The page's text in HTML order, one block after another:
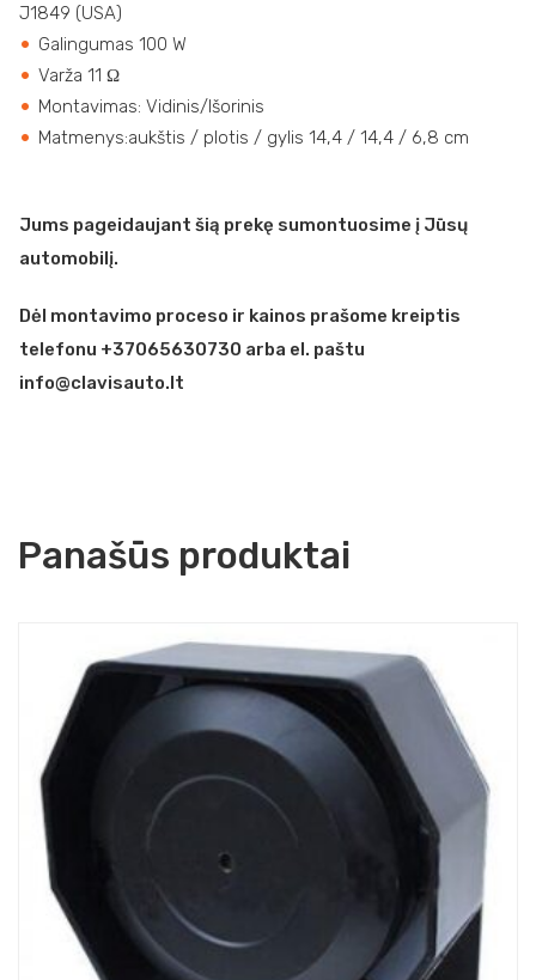
J1849 (USA)
Galingumas 100 W
Varža 11 Ω
Montavimas: Vidinis/Išorinis
Matmenys:aukštis / plotis / gylis 14,4 / 14,4 / 6,8 cm
Jums pageidaujant šią prekę sumontuosime į Jūsų
automobilį.
Dėl montavimo proceso ir kainos prašome kreiptis
telefonu +37065630730 arba el. paštu
info@clavisauto.lt
Panašūs produktai